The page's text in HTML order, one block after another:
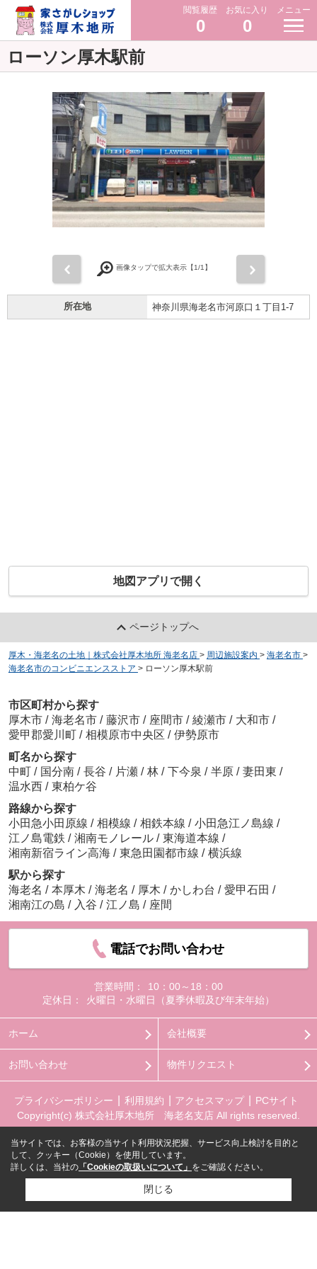
閲覧履歴
0
お気に入り
0
メニュー
ローソン厚木駅前
画像タップで拡大表示【1/1】
所在地 神奈川県海老名市河原口１丁目1-7
地図アプリで開く
ページトップへ
厚木・海老名の土地｜株式会社厚木地所 海老名店 > 周辺施設案内 > 海老名市 >
海老名市のコンビニエンスストア > ローソン厚木駅前
市区町村から探す
厚木市 / 海老名市 / 藤沢市 / 座間市 / 綾瀬市 / 大和市 /
愛甲郡愛川町 / 相模原市中央区 / 伊勢原市
町名から探す
中町 / 国分南 / 長谷 / 片瀬 / 林 / 下今泉 / 半原 / 妻田東 /
温水西 / 東柏ケ谷
路線から探す
小田急小田原線 / 相模線 / 相鉄本線 / 小田急江ノ島線 /
江ノ島電鉄 / 湘南モノレール / 東海道本線 /
湘南新宿ライン高海 / 東急田園都市線 / 横浜線
駅から探す
海老名 / 本厚木 / 海老名 / 厚木 / かしわ台 / 愛甲石田 /
湘南江の島 / 入谷 / 江ノ島 / 座間
電話でお問い合わせ
営業時間：
10：00～18：00
定休日：
火曜日・水曜日（夏季休暇及び年末年始）
ホーム 会社概要
お問い合わせ 物件リクエスト
プライバシーポリシー 利用規約 アクセスマップ
PCサイト
Copyright(c) 株式会社厚木地所 海老名支店 All rights reserved.
当サイトでは、お客様の当サイト利用状況把握、サービス向上検討を目的と
して、クッキー（Cookie）を使用しています。
詳しくは、当社の 「Cookieの取扱いについて」 をご確認ください。
閉じる